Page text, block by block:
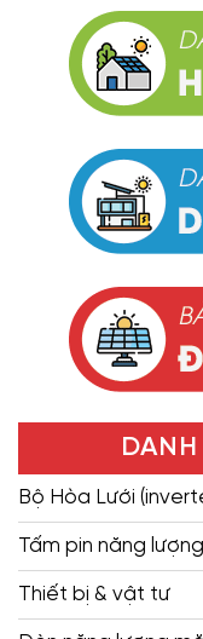
Bộ Hòa Lưới
Tấm pin năng
Thiết bị & vật tư